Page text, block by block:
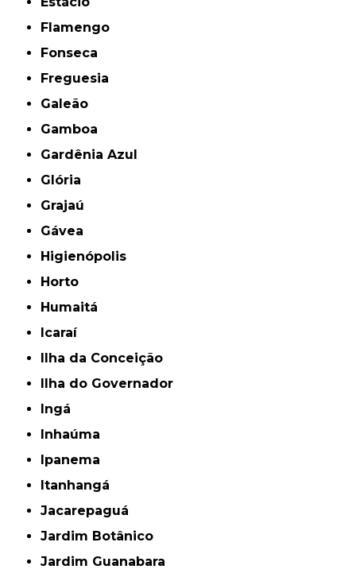
Flamengo
Fonseca
Freguesia
Galeão
Gamboa
Gardênia Azul
Glória
Grajaú
Gávea
Higienópolis
Horto
Humaitá
Icaraí
Ilha da Conceição
Ilha do Governador
Ingá
Inhaúma
Ipanema
Itanhangá
Jacarepaguá
Jardim Botânico
Jardim Guanabara